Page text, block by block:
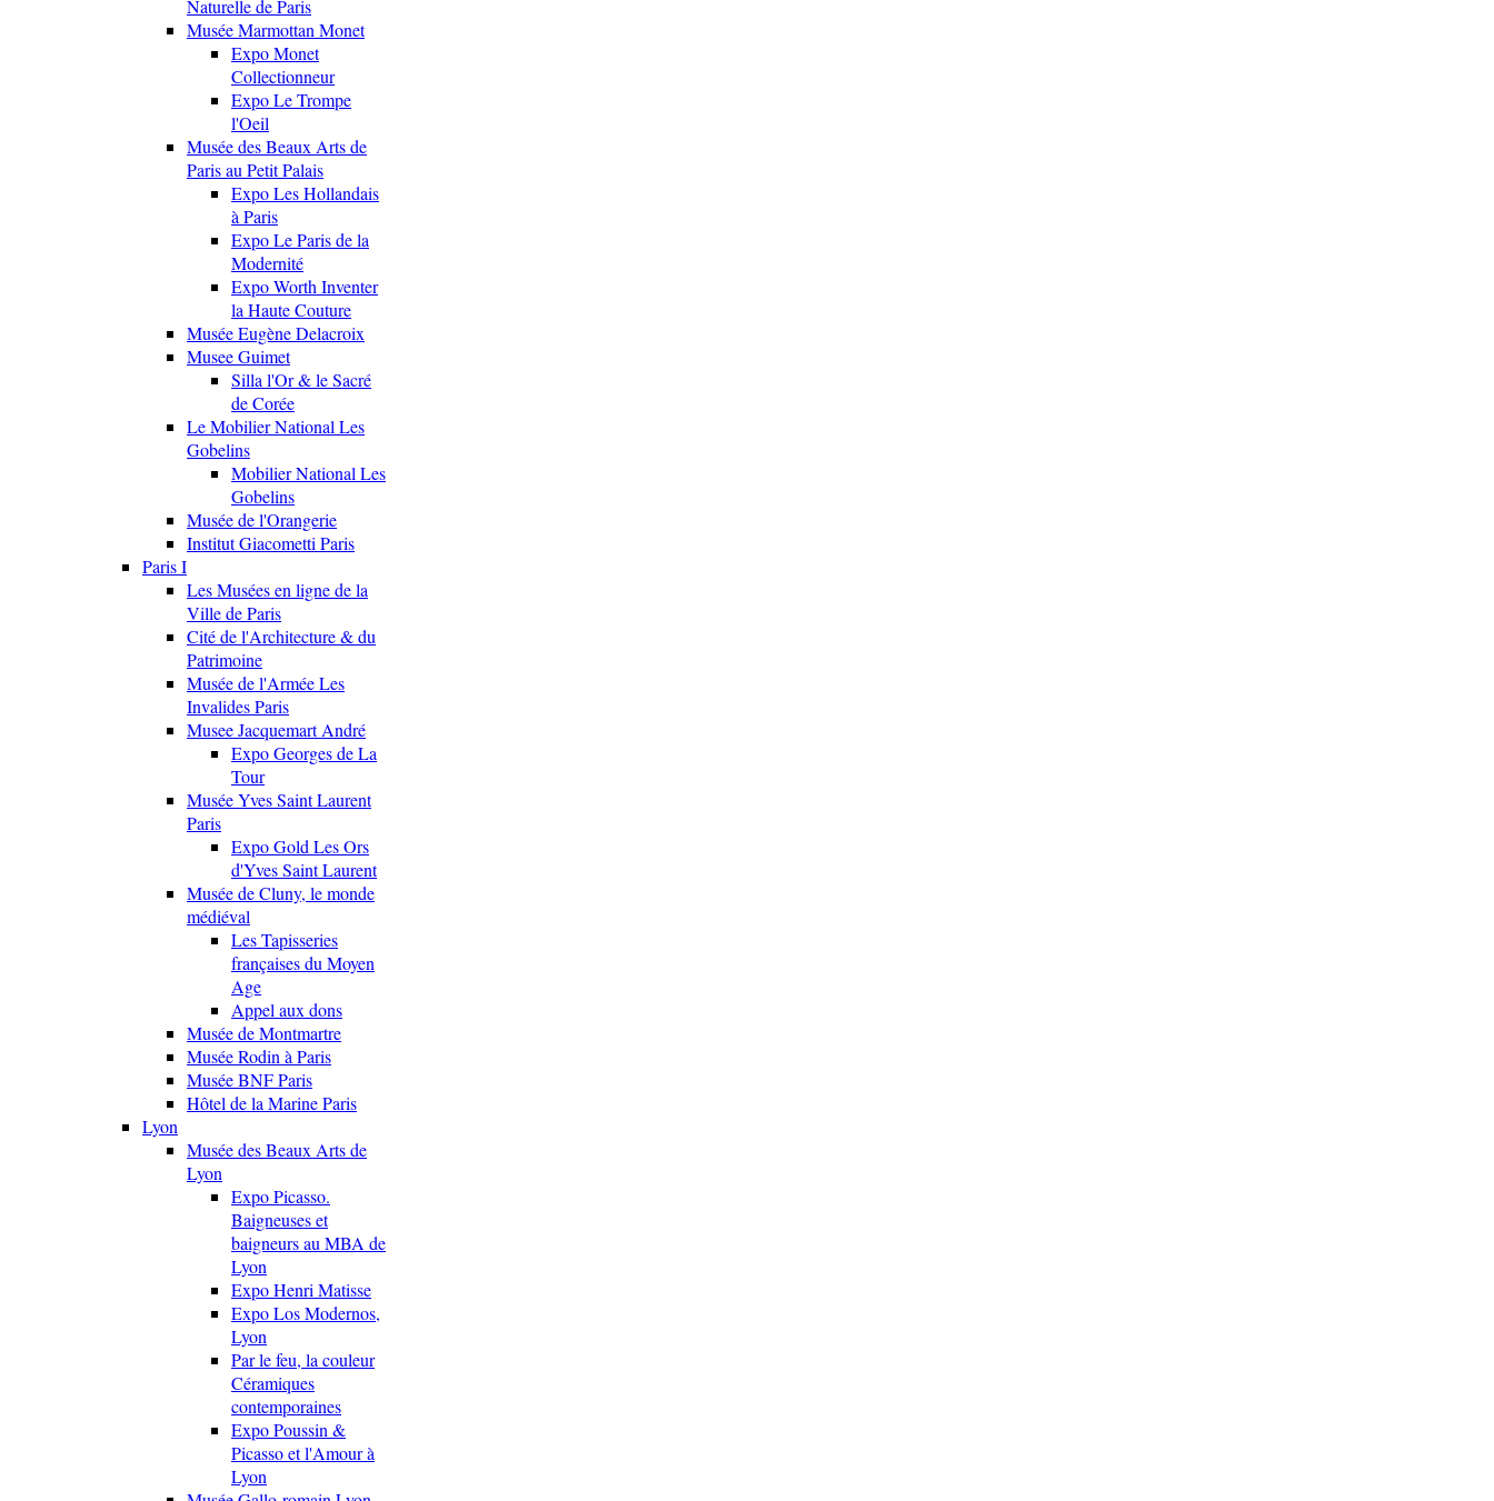
Naturelle de Paris
Musée Marmottan Monet
Expo Monet
Collectionneur
Expo Le Trompe
l'Oeil
Musée des Beaux Arts de
Paris au Petit Palais
Expo Les Hollandais
à Paris
Expo Le Paris de la
Modernité
Expo Worth Inventer
la Haute Couture
Musée Eugène Delacroix
Musee Guimet
Silla l'Or & le Sacré
de Corée
Le Mobilier National Les
Gobelins
Mobilier National Les
Gobelins
Musée de l'Orangerie
Institut Giacometti Paris
Paris I
Les Musées en ligne de la
Ville de Paris
Cité de l'Architecture & du
Patrimoine
Musée de l'Armée Les
Invalides Paris
Musee Jacquemart André
Expo Georges de La
Tour
Musée Yves Saint Laurent
Paris
Expo Gold Les Ors
d'Yves Saint Laurent
Musée de Cluny, le monde
médiéval
Les Tapisseries
françaises du Moyen
Age
Appel aux dons
Musée de Montmartre
Musée Rodin à Paris
Musée BNF Paris
Hôtel de la Marine Paris
Lyon
Musée des Beaux Arts de
Lyon
Expo Picasso.
Baigneuses et
baigneurs au MBA de
Lyon
Expo Henri Matisse
Expo Los Modernos,
Lyon
Par le feu, la couleur
Céramiques
contemporaines
Expo Poussin &
Picasso et l'Amour à
Lyon